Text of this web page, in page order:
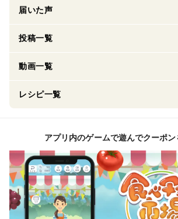
届いた声
投稿一覧
動画一覧
レシピ一覧
アプリ内のゲームで遊んでクーポン